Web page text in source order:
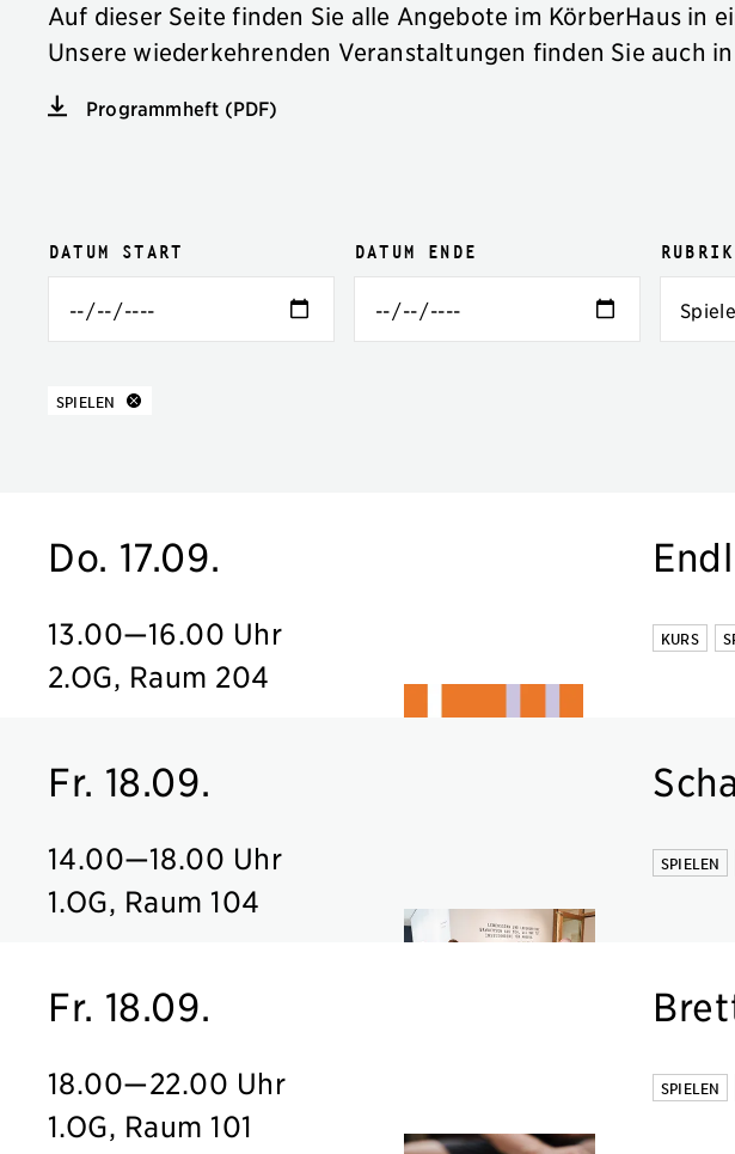
Auf dieser Seite finden Sie alle Angebote im KörberHaus in
Unsere wiederkehrenden Veranstaltungen finden Sie auch
Programmheft (PDF)
Veranstaltungsfilter
Filteroptionen
Datum Start Datum Ende Rubrik
10 Ergebnisse
SPIELEN
Do. 17.09.
13.00—16.00 Uhr
2.OG, Raum 204
KURS
Fr. 18.09.
14.00—18.00 Uhr
1.OG, Raum 104
SPIELEN
Fr. 18.09.
18.00—22.00 Uhr
1.OG, Raum 101
SPIELEN